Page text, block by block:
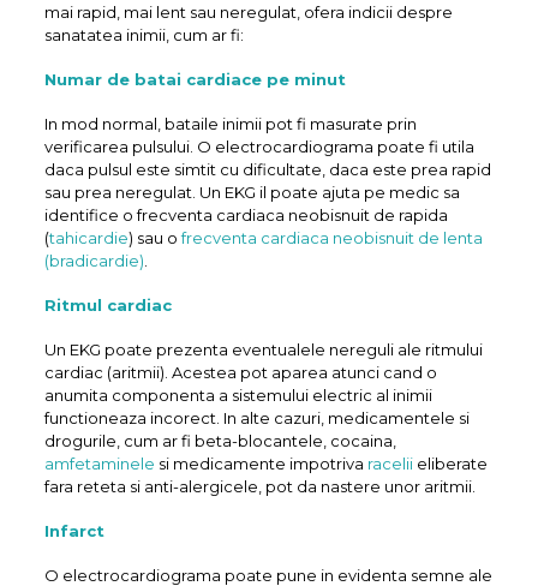
mai rapid, mai lent sau neregulat, ofera indicii despre
sanatatea inimii, cum ar fi:
Numar de batai cardiace pe minut
In mod normal, bataile inimii pot fi masurate prin
verificarea pulsului. O electrocardiograma poate fi utila
daca pulsul este simtit cu dificultate, daca este prea rapid
sau prea neregulat. Un EKG il poate ajuta pe medic sa
identifice o frecventa cardiaca neobisnuit de rapida
(tahicardie) sau ofrecventa cardiaca neobisnuit de lenta
(bradicardie)
Ritmul cardiac
Un EKG poate prezenta eventualele nereguli ale ritmului
cardiac (aritmii). Acestea pot aparea atunci cand o
anumita componenta a sistemului electric al inimii
functioneaza incorect. In alte cazuri, medicamentele si
drogurile, cum ar fi beta-blocantele, cocaina,
amfetaminele si medicamente impotriva raceliieliberate
fara reteta si anti-alergicele, pot da nastere unor aritmii.
Infarct
O electrocardiograma poate pune in evidenta semne ale